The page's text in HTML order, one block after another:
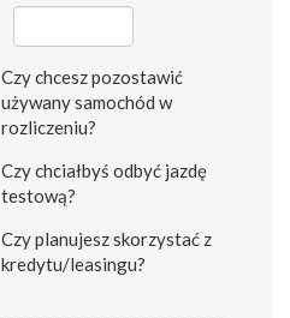
Czy chcesz pozostawić
używany samochód w
rozliczeniu?
Czy chciałbyś odbyć jazdę
testową?
Czy planujesz skorzystać z
kredytu/leasingu?